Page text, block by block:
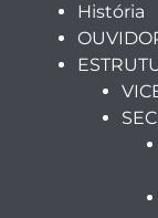
História